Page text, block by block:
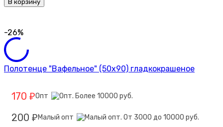
В корзину
-26%
Полотенце "Вафельное" (50х90) гладкокрашеное
170 ₽Опт
200 ₽ Малый опт